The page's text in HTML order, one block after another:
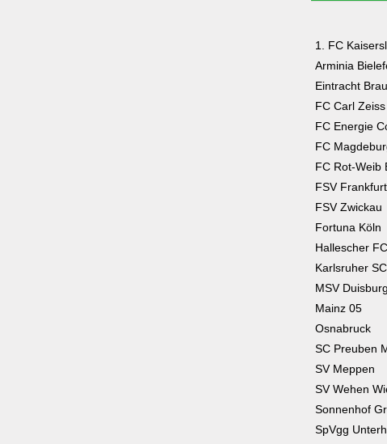
1. FC
Arminia
Eintracht
FC Carl
FC Energie
FC
FC Rot-Weib
FSV Frankfurt
FSV Zwickau
Fortuna Köln
Hallescher FC
Karlsruher SC
MSV Duisburg
Mainz 05
Osnabruck
SC Preuben
SV Meppen
SV Wehen
Sonnenhof
SpVgg